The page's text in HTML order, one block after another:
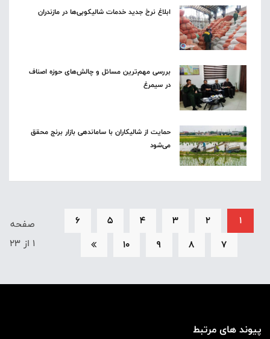
ابلاغ نرخ جدید خدمات شالیکوبی‌ها در مازندران
بررسی مهم‌ترین مسائل و چالش‌های حوزه اصناف
در سیمرغ
حمایت از شالیکاران با ساماندهی بازار برنج محقق
می‌شود
1
2
3
4
5
6
7
8
9
10
صفحه
1 از 23
پیوند های مرتبط